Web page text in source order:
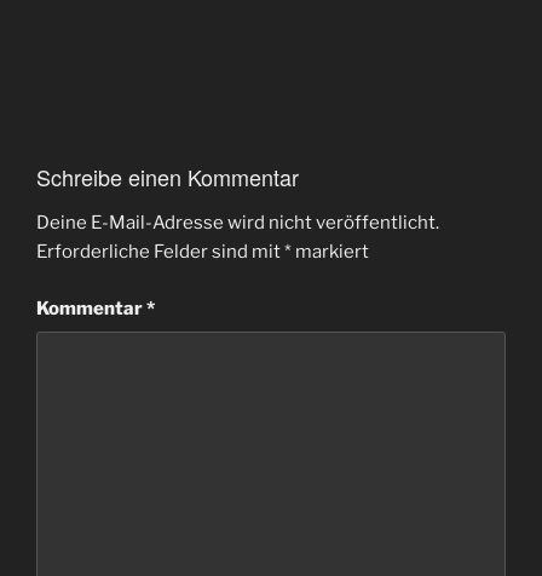
Schreibe einen Kommentar
Deine E-Mail-Adresse wird nicht veröffentlicht.
Erforderliche Felder sind mit* markiert
Kommentar*